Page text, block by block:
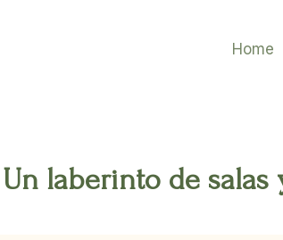
Home
Un laberinto de salas